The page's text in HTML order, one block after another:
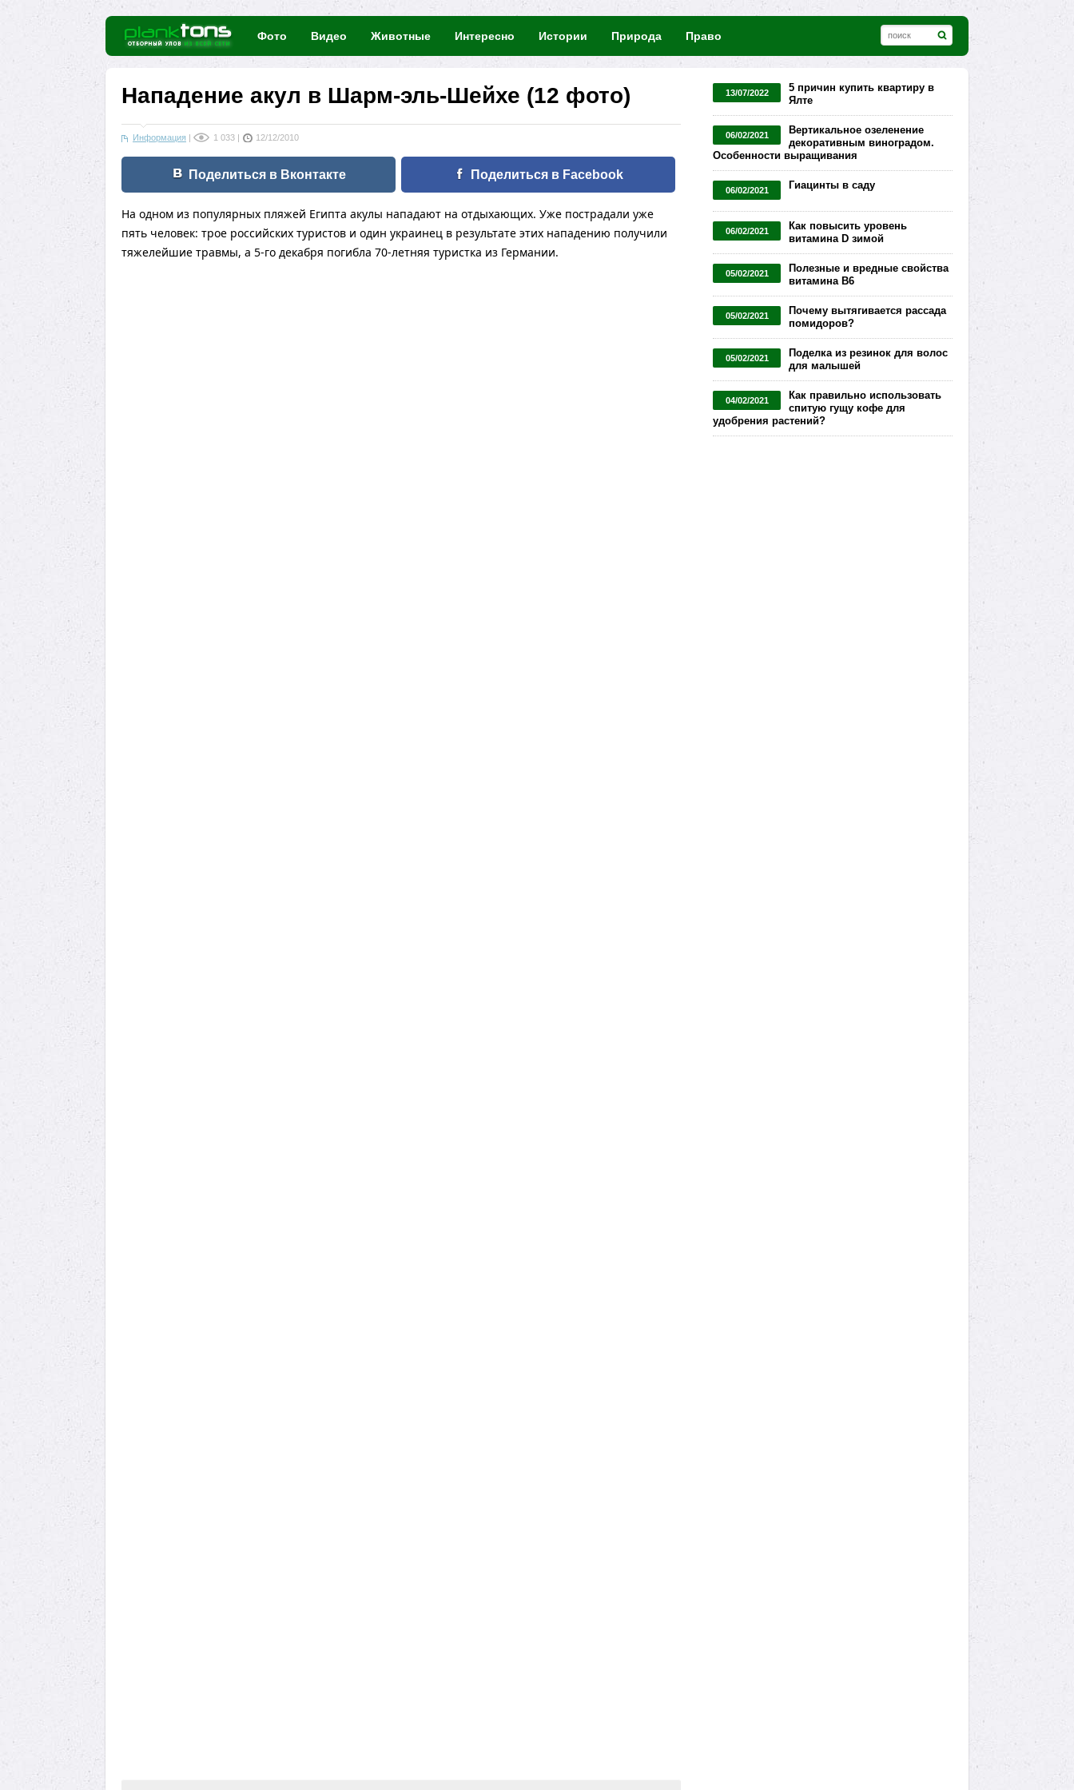
Фото Видео Животные Интересно Истории Природа Право
Нападение акул в Шарм-эль-Шейхе (12 фото)
Информация | 1 033 | 12/12/2010
Поделиться в Вконтакте Поделиться в Facebook
На одном из популярных пляжей Египта акулы нападают на отдыхающих. Уже пострадали уже
пять человек: трое российских туристов и один украинец в результате этих нападению получили
тяжелейшие травмы, а 5-го декабря погибла 70-летняя туристка из Германии.
13/07/2022
5 причин купить квартиру в
Ялте
06/02/2021
Вертикальное озеленение
декоративным виноградом.
Особенности выращивания
06/02/2021 Гиацинты в саду
06/02/2021
Как повысить уровень
витамина D зимой
05/02/2021
Полезные и вредные свойства
витамина В6
05/02/2021
Почему вытягивается рассада
помидоров?
05/02/2021
Поделка из резинок для волос
для малышей
04/02/2021
Как правильно использовать
спитую гущу кофе для
удобрения растений?